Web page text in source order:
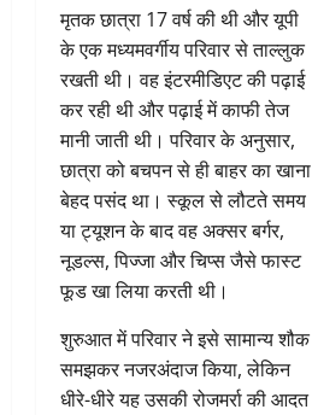
मृतक छात्रा 17 वर्ष की थी और यूपी
के एक मध्यमवर्गीय परिवार से ताल्लुक
रखती थी। वह इंटरमीडिएट की पढ़ाई
कर रही थी और पढ़ाई में काफी तेज
मानी जाती थी। परिवार के अनुसार,
छात्रा को बचपन से ही बाहर का खाना
बेहद पसंद था। स्कूल से लौटते समय
या ट्यूशन के बाद वह अक्सर बर्गर,
नूडल्स, पिज्जा और चिप्स जैसे फास्ट
फूड खा लिया करती थी।
शुरुआत में परिवार ने इसे सामान्य शौक
समझकर नजरअंदाज किया, लेकिन
धीरे-धीरे यह उसकी रोजमर्रा की आदत